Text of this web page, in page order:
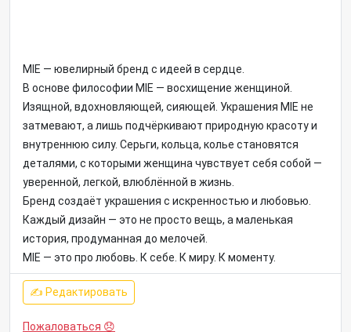
MIE — ювелирный бренд с идеей в сердце.
В основе философии MIE — восхищение женщиной.
Изящной, вдохновляющей, сияющей. Украшения MIE не
затмевают, а лишь подчёркивают природную красоту и
внутреннюю силу. Серьги, кольца, колье становятся
деталями, с которыми женщина чувствует себя собой —
уверенной, легкой, влюблённой в жизнь.
Бренд создаёт украшения с искренностью и любовью.
Каждый дизайн — это не просто вещь, а маленькая
история, продуманная до мелочей.
MIE — это про любовь. К себе. К миру. К моменту.
✍ Редактировать
Пожаловаться 😞